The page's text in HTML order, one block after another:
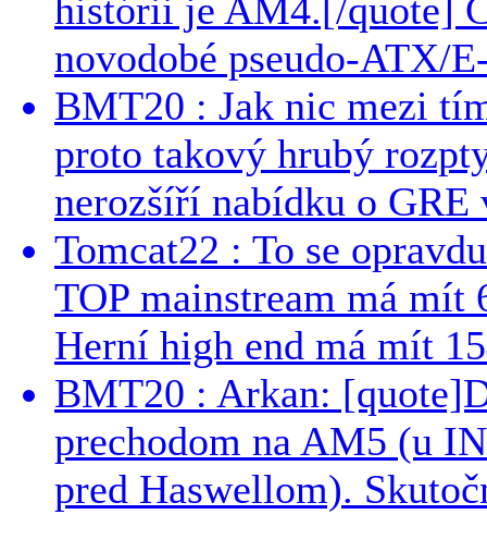
histórii je AM4.[/quote]
novodobé pseudo-ATX/
BMT20 : Jak nic mezi
proto takový hrubý
nerozšíří nabídku o GRE
Tomcat22 : To se
TOP mainstream má
Herní high end má mít
BMT20 : Arkan:
prechodom na AM5 (u
pred Haswellom).